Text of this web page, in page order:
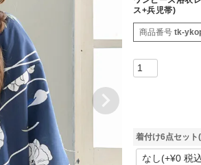
ス+兵児帯)
商品番号 tk-
着付け6点セット